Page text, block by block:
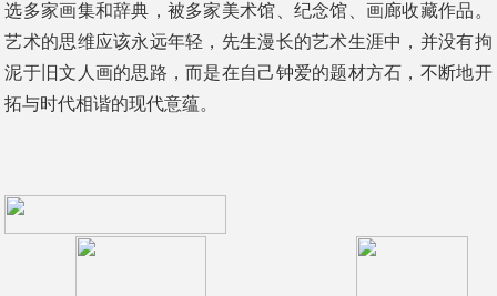
选多家画集和辞典，被多家美术馆、纪念馆、画廊收藏作品。
艺术的思维应该永远年轻，先生漫长的艺术生涯中，并没有拘
泥于旧文人画的思路，而是在自己钟爱的题材方石，不断地开
拓与时代相谐的现代意蕴。